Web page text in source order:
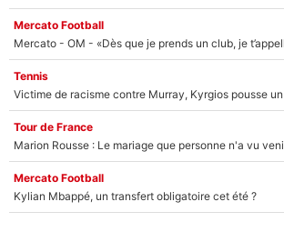
Mercato Football
Tennis
Tour de France
Marion Rousse : Le mariage que personne n'a vu
Mercato Football
Kylian Mbappé, un transfert obligatoire cet été ?